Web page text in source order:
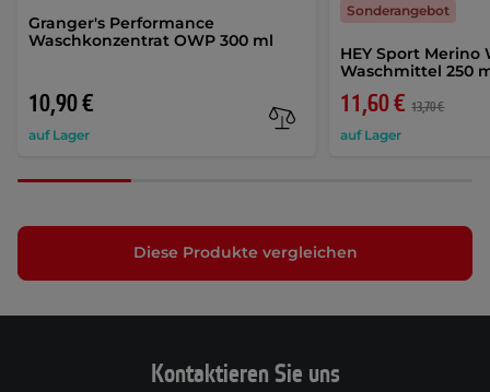
Granger's Performance
Waschkonzentrat OWP 300 ml
10,90 €
auf Lager
HEY Sport Merino
Waschmittel 250
11,60 € 13,70 €
auf Lager
Sonderangebot
Diese Produkte vergleichen
Kontaktieren Sie uns